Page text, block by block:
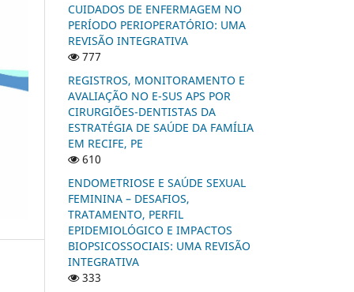
CUIDADOS DE ENFERMAGEM NO
PERÍODO PERIOPERATÓRIO: UMA
REVISÃO INTEGRATIVA
777
REGISTROS, MONITORAMENTO E
AVALIAÇÃO NO E-SUS APS POR
CIRURGIÕES-DENTISTAS DA
ESTRATÉGIA DE SAÚDE DA FAMÍLIA
EM RECIFE, PE
610
ENDOMETRIOSE E SAÚDE SEXUAL
FEMININA – DESAFIOS,
TRATAMENTO, PERFIL
EPIDEMIOLÓGICO E IMPACTOS
BIOPSICOSSOCIAIS: UMA REVISÃO
INTEGRATIVA
333